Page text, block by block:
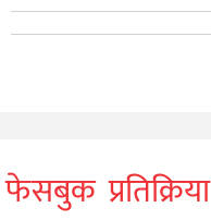
फेसबुक प्रतिक्रिया